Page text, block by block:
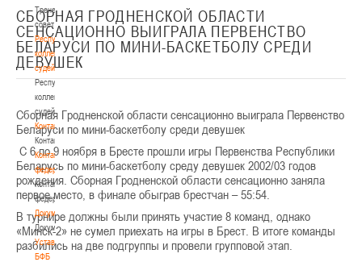
Тренерский
совет
Республиканская
коллегия
судей
Республиканская
коллегия
судей
Контакты
Контакты
Контакты
федерации
Контакты
федерации
Документы
Документы
Устав
БФБ
СБОРНАЯ ГРОДНЕНСКОЙ ОБЛАСТИ
СЕНСАЦИОННО ВЫИГРАЛА ПЕРВЕНСТВО
БЕЛАРУСИ ПО МИНИ-БАСКЕТБОЛУ СРЕДИ
ДЕВУШЕК
Сборная Гродненской области сенсационно выиграла Первенство
Беларуси по мини-баскетболу среди девушек
С 6 по 9 ноября в Бресте прошли игры Первенства Республики
Беларусь по мини-баскетболу среду девушек 2002/03 годов
рождения. Сборная Гродненской области сенсационно заняла
первое место, в финале обыграв брестчан – 55:54.
В турнире должны были принять участие 8 команд, однако
«Минск-2» не сумел приехать на игры в Брест. В итоге команды
разбились на две подгруппы и провели групповой этап.